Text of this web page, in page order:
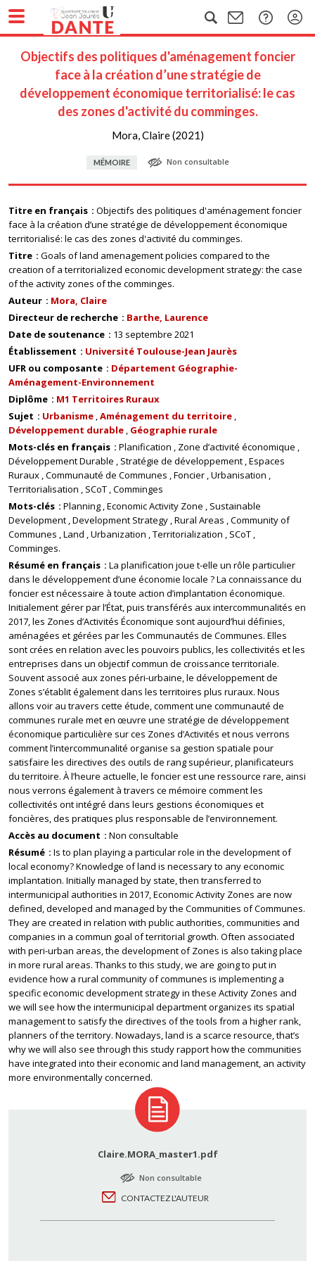
Objectifs des politiques d'aménagement foncier
face à la création d’une stratégie de
développement économique territorialisé: le cas
des zones d'activité du comminges.
Mora, Claire (2021)
MÉMOIRE Non consultable
Titre en français
Objectifs des politiques d'aménagement foncier
face à la création d’une stratégie de développement économique
territorialisé: le cas des zones d'activité du comminges.
Titre
Goals of land amenagement policies compared to the
creation of a territorialized economic development strategy: the case
of the activity zones of the comminges.
Auteur
Mora, Claire
Directeur de recherche
Barthe, Laurence
Date de soutenance
13 septembre 2021
Établissement
Université Toulouse-Jean Jaurès
UFR ou composante
Département Géographie-
Aménagement-Environnement
Diplôme
M1 Territoires Ruraux
Sujet
Urbanisme Aménagement du territoire
Développement durable Géographie rurale
Mots-clés en français
Planification
Zone d’activité économique
Développement Durable
Stratégie de développement Espaces
Ruraux Communauté de Communes Foncier Urbanisation
Territorialisation
SCoT Comminges
Mots-clés
Planning Economic Activity Zone
Sustainable
Development Development Strategy Rural Areas Community of
Communes Land Urbanization Territorialization
SCoT
Comminges.
Résumé en français
La planification joue t-elle un rôle particulier
dans le développement d’une économie locale ? La connaissance du
foncier est nécessaire à toute action d’implantation économique.
Initialement gérer par l’État, puis transférés aux intercommunalités en
2017, les Zones d’Activités Économique sont aujourd’hui définies,
aménagées et gérées par les Communautés de Communes. Elles
sont crées en relation avec les pouvoirs publics, les collectivités et les
entreprises dans un objectif commun de croissance territoriale.
Souvent associé aux zones péri-urbaine, le développement de
Zones s’établit également dans les territoires plus ruraux. Nous
allons voir au travers cette étude, comment une communauté de
communes rurale met en œuvre une stratégie de développement
économique particulière sur ces Zones d’Activités et nous verrons
comment l’intercommunalité organise sa gestion spatiale pour
satisfaire les directives des outils de rang supérieur, planificateurs
du territoire. À l’heure actuelle, le foncier est une ressource rare, ainsi
nous verrons également à travers ce mémoire comment les
collectivités ont intégré dans leurs gestions économiques et
foncières, des pratiques plus responsable de l’environnement.
Accès au document
Non consultable
Résumé
Is to plan playing a particular role in the development of
local economy? Knowledge of land is necessary to any economic
implantation. Initially managed by state, then transferred to
intermunicipal authorities in 2017, Economic Activity Zones are now
defined, developed and managed by the Communities of Communes.
They are created in relation with public authorities, communities and
companies in a commun goal of territorial growth. Often associated
with peri-urban areas, the development of Zones is also taking place
in more rural areas. Thanks to this study, we are going to put in
evidence how a rural community of communes is implementing a
specific economic development strategy in these Activity Zones and
we will see how the intermunicipal department organizes its spatial
management to satisfy the directives of the tools from a higher rank,
planners of the territory. Nowadays, land is a scarce resource, that’s
why we will also see through this study rapport how the communities
have integrated into their economic and land management, an activity
more environmentally concerned.
Claire.MORA_master1.pdf
Non consultable
CONTACTEZ L'AUTEUR